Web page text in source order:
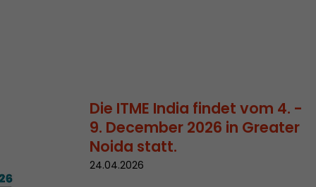
Die ITME India findet vom 4. -
9. December 2026 in Greater
Noida statt.
24.04.2026
die Zeit
welche ein